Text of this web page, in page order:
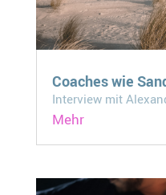
Coaches wie
Interview mit
Mehr